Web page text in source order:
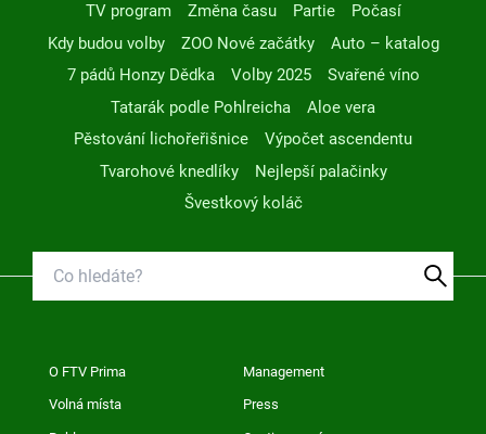
TV program
Změna času Partie
Počasí
Kdy budou volby
ZOO Nové začátky
Auto – katalog
7 pádů Honzy Dědka
Volby 2025
Svařené víno
Tatarák podle Pohlreicha
Aloe vera
Pěstování lichořeřišnice
Výpočet ascendentu
Tvarohové knedlíky
Nejlepší palačinky
Švestkový koláč
O FTV Prima Management
Volná místa Press